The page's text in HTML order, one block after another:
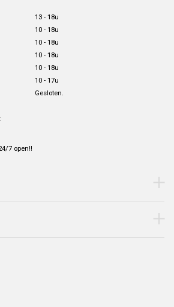
13 - 18u
10 - 18u
10 - 18u
10 - 18u
10 - 18u
10 - 17u
Gesloten.
7 open!!